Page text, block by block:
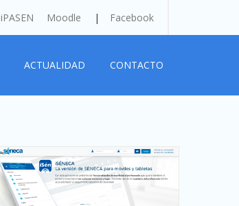
iPASEN Moodle Facebook
ACTUALIDAD CONTACTO